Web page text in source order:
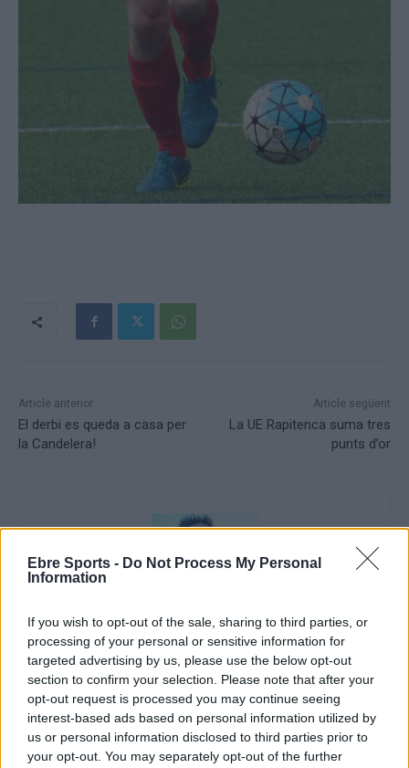
Ebre Sports - Do Not Process My Personal
Information
If you wish to opt-out of the sale, sharing to third parties, or
processing of your personal or sensitive information for
targeted advertising by us, please use the below opt-out
section to confirm your selection. Please note that after your
opt-out request is processed you may continue seeing
interest-based ads based on personal information utilized by
us or personal information disclosed to third parties prior to
your opt-out. You may separately opt-out of the further
Article anterior
El derbi es queda a casa per
la Candelera!
Article següent
La UE Rapitenca suma tres
punts d’or
Setmanari l'Ebre
ARTICLES RELACIONATS